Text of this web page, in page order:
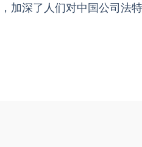
加深了人们对中国公司